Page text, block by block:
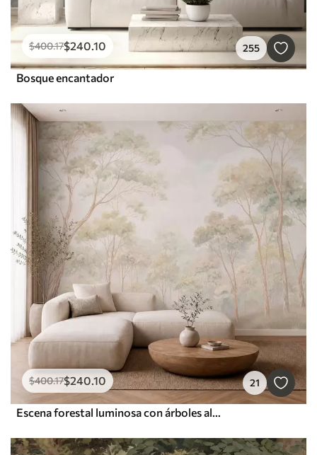
$400.17$240.10 255
Bosque encantador
$400.17$240.10 21
Escena forestal luminosa con árboles altos